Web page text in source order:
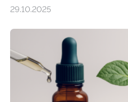
Forschende die bisher älteste
Region Kachin in Myanmar und
ausgezeichnetem Zustand
Art einer neuen Gattung
nun den Namen
fossile Nachweis einer
stellt gleichzeitig den ersten
29.10.2025